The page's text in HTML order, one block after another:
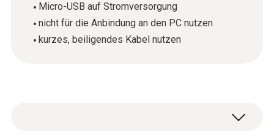
Micro-USB auf Stromversorgung
nicht für die Anbindung an den PC nutzen
kurzes, beiligendes Kabel nutzen